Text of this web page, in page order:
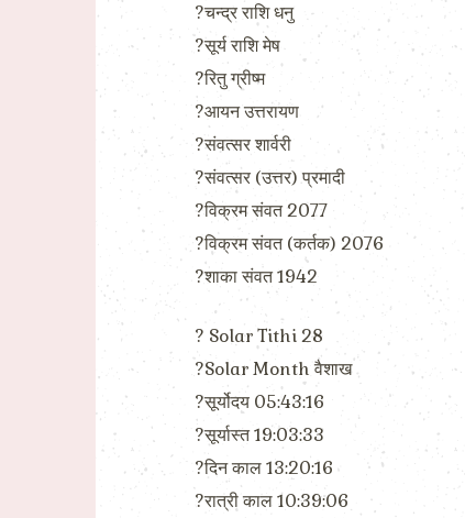
?चन्द्र राशि धनु
?सूर्य राशि मेष
?रितु ग्रीष्म
?आयन उत्तरायण
?संवत्सर शार्वरी
?संवत्सर (उत्तर) प्रमादी
?विक्रम संवत 2077
?विक्रम संवत (कर्तक) 2076
?शाका संवत 1942
? Solar Tithi 28
?Solar Month वैशाख
?सूर्योदय 05:43:16
?सूर्यास्त 19:03:33
?दिन काल 13:20:16
?रात्री काल 10:39:06